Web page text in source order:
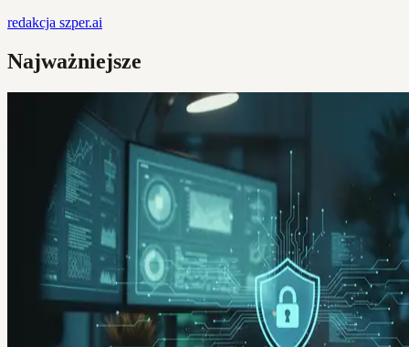
redakcja szper.ai
Najważniejsze